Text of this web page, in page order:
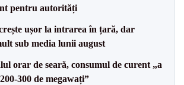
pentru autorități
ușor la intrarea în țară, dar
sub media lunii august
orar de seară, consumul de curent „a
300 de megawați”